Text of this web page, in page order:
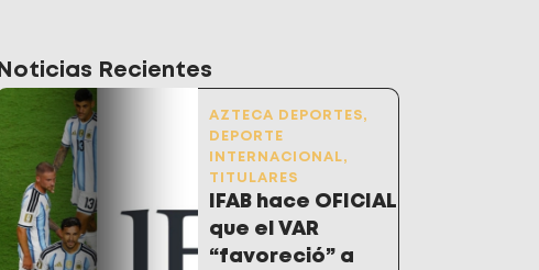
Noticias Recientes
AZTECA DEPORTES,
DEPORTE
INTERNACIONAL,
TITULARES
IFAB hace OFICIAL
que el VAR
“favoreció” a